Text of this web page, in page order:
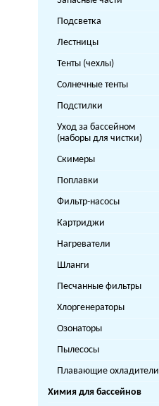
Подсветка
Лестницы
Тенты (чехлы)
Солнечные тенты
Подстилки
Уход за бассейном
(наборы для чистки)
Скимеры
Поплавки
Фильтр-насосы
Картриджи
Нагреватели
Шланги
Песчанные фильтры
Хлоргенераторы
Озонаторы
Пылесосы
Плавающие охладители
Химия для бассейнов